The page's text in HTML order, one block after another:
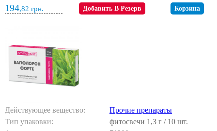
194,82 грн. Добавить В Резерв Корзина
Действующее вещество:
Прочие препараты
Тип упаковки:
фитосвечи 1,3 г / 10 шт.